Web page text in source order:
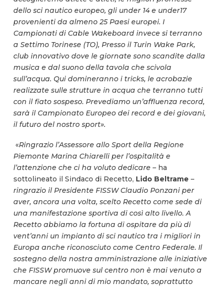
dello sci nautico europeo, gli under 14 e under17
provenienti da almeno 25 Paesi europei. I
Campionati di Cable Wakeboard invece si terranno
a Settimo Torinese (TO), Presso il Turin Wake Park,
club innovativo dove le giornate sono scandite dalla
musica e dal suono della tavola che scivola
sull’acqua. Qui domineranno i tricks, le acrobazie
realizzate sulle strutture in acqua che terranno tutti
con il fiato sospeso. Prevediamo un’affluenza record,
sarà il Campionato Europeo dei record e dei giovani,
il futuro del nostro sport».
«Ringrazio l’Assessore allo Sport della Regione
Piemonte Marina Chiarelli per l’ospitalità e
l’attenzione che ci ha voluto dedicare – ha
sottolineato il Sindaco di Recetto, Lido Beltrame –
ringrazio il Presidente FISSW Claudio Ponzani per
aver, ancora una volta, scelto Recetto come sede di
una manifestazione sportiva di così alto livello. A
Recetto abbiamo la fortuna di ospitare da più di
vent’anni un impianto di sci nautico tra i migliori in
Europa anche riconosciuto come Centro Federale. Il
sostegno della nostra amministrazione alle iniziative
che FISSW promuove sul centro non è mai venuto a
mancare negli anni di mio mandato, soprattutto